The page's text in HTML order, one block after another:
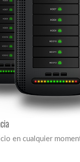
en cualquier